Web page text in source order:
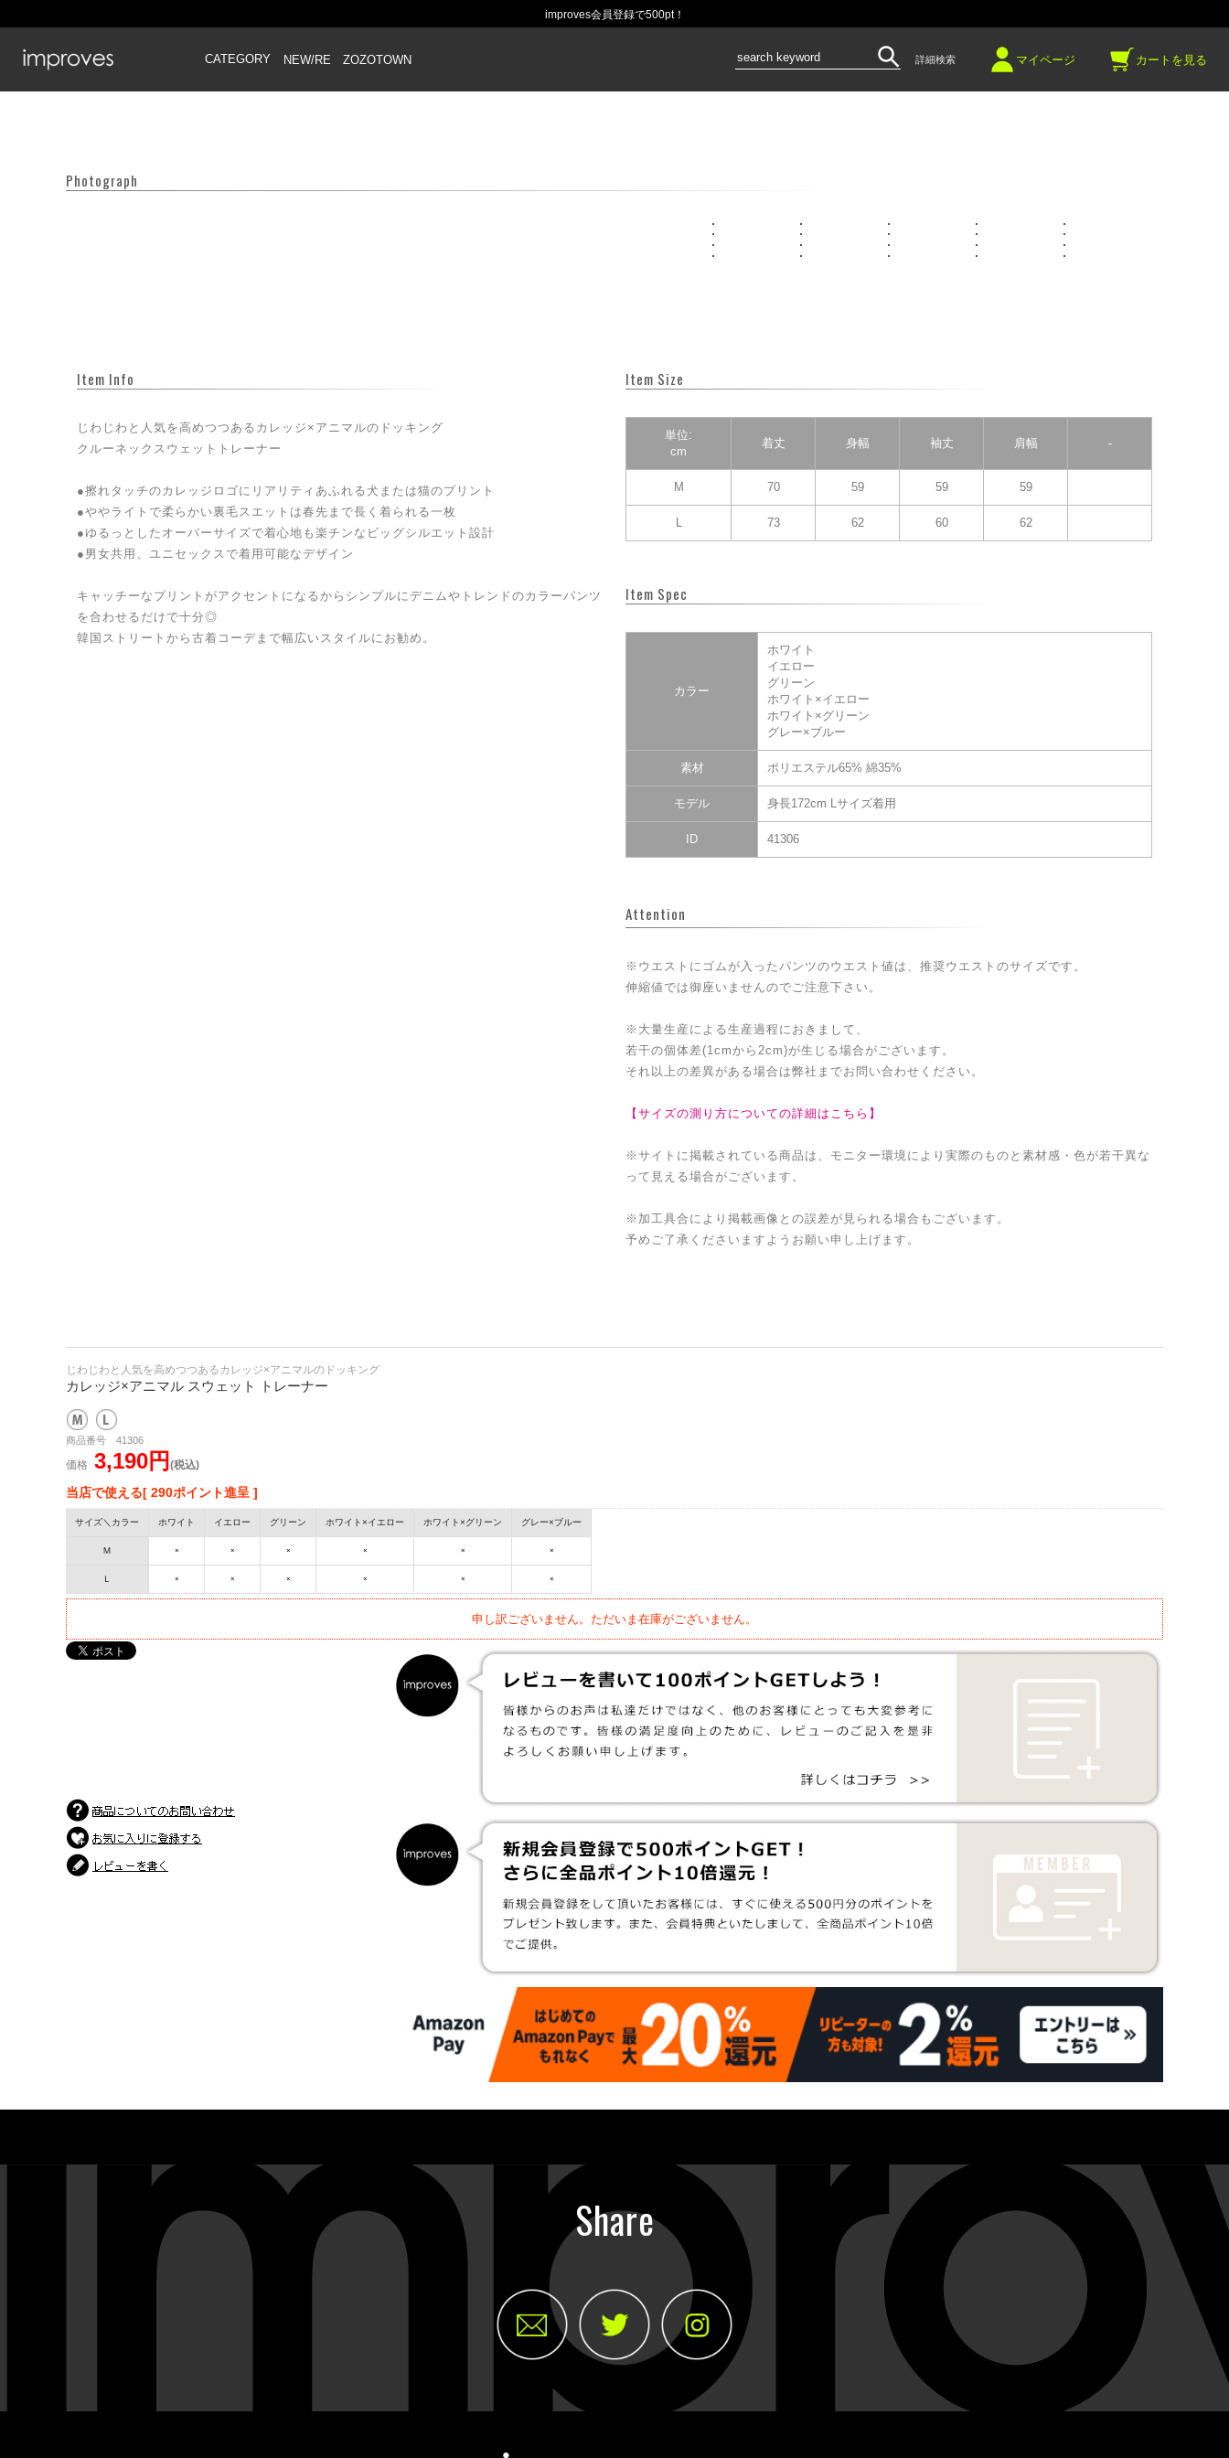
improves会員登録で500pt！
CATEGORY NEW/RE ZOZOTOWN 詳細検索 マイページ カートを見る
Photograph
Item Info
じわじわと人気を高めつつあるカレッジ×アニマルのドッキング
クルーネックスウェットトレーナー
●擦れタッチのカレッジロゴにリアリティあふれる犬または猫のプリント
●ややライトで柔らかい裏毛スエットは春先まで長く着られる一枚
●ゆるっとしたオーバーサイズで着心地も楽チンなビッグシルエット設計
●男女共用、ユニセックスで着用可能なデザイン
キャッチーなプリントがアクセントになるからシンプルにデニムやトレンドのカラーパンツ
を合わせるだけで十分◎
韓国ストリートから古着コーデまで幅広いスタイルにお勧め。
Item Size
単位:
cm
着丈 身幅 袖丈 肩幅 -
M 70 59 59 59
L 73 62 60 62
Item Spec
カラー
ホワイト
イエロー
グリーン
ホワイト×イエロー
ホワイト×グリーン
グレー×ブルー
素材 ポリエステル65% 綿35%
モデル 身長172cm Lサイズ着用
ID 41306
Attention
※ウエストにゴムが入ったパンツのウエスト値は、推奨ウエストのサイズです。
伸縮値では御座いませんのでご注意下さい。
※大量生産による生産過程におきまして、
若干の個体差(1cmから2cm)が生じる場合がございます。
それ以上の差異がある場合は弊社までお問い合わせください。
【サイズの測り方についての詳細はこちら】
※サイトに掲載されている商品は、モニター環境により実際のものと素材感・色が若干異な
って見える場合がございます。
※加工具合により掲載画像との誤差が見られる場合もございます。
予めご了承くださいますようお願い申し上げます。
じわじわと人気を高めつつあるカレッジ×アニマルのドッキング
カレッジ×アニマル スウェット トレーナー
商品番号 41306
価格 3,190円 (税込)
当店で使える[ 290ポイント進呈 ]
サイズ＼カラー ホワイト イエロー グリーン ホワイト×イエロー ホワイト×グリーン グレー×ブルー
Ｍ × × × × × ×
Ｌ × × × × × ×
申し訳ございません。ただいま在庫がございません。
Share